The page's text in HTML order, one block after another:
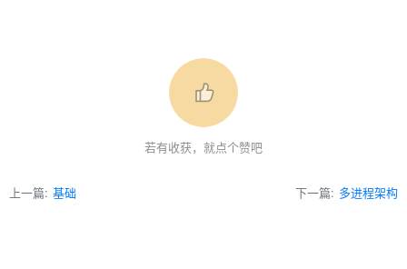
若有收获，就点个赞吧
上一篇: 基础 下一篇: 多进程架构